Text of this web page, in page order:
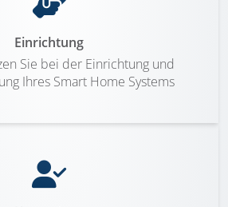
Einrichtung
Sie bei der Einrichtung und
Ihres Smart Home Systems